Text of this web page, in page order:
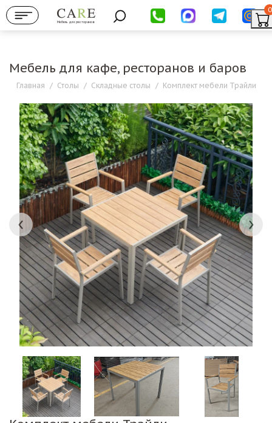
Мебель для ресторанов
0
Мебель для кафе, ресторанов и баров
Главная / Столы / Складные столы / Комплект мебели Трайли